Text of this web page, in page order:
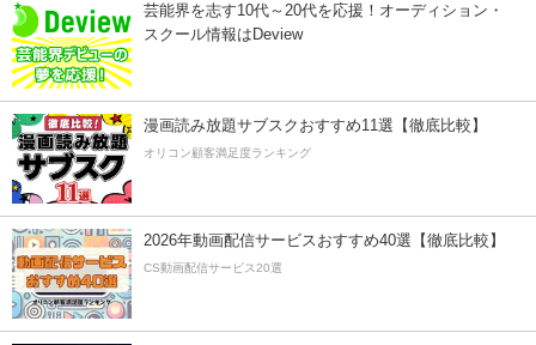
芸能界を志す10代～20代を応援！オーディション・
スクール情報はDeview
漫画読み放題サブスクおすすめ11選【徹底比較】
オリコン顧客満足度ランキング
2026年動画配信サービスおすすめ40選【徹底比較】
CS動画配信サービス20選